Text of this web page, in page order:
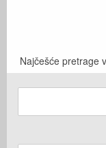
Najčešće pretrage